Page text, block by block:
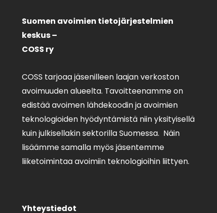
Suomen avoimien tietojärjestelmien
keskus –
COSS ry
COSS tarjoaa jäsenilleen laajan verkoston
avoimuuden alueelta. Tavoitteenamme on
edistää avoimen lähdekoodin ja avoimien
teknologioiden hyödyntämistä niin yksityisellä
kuin julkisellakin sektorilla Suomessa. Näin
lisäämme samalla myös jäsentemme
liiketoimintaa avoimiin teknologioihin liittyen.
Yhteystiedot